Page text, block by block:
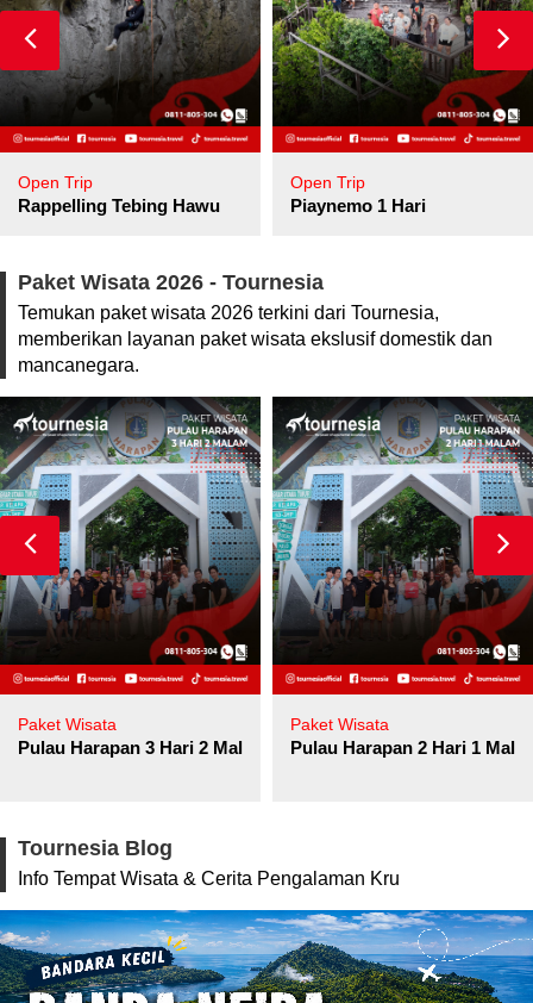
Open Trip
Rappelling Tebing Hawu
Open Trip
Piaynemo 1 Hari
Paket Wisata 2026 - Tournesia
Temukan paket wisata 2026 terkini dari Tournesia,
memberikan layanan paket wisata ekslusif domestik dan
mancanegara.
Paket Wisata
Pulau Harapan 3 Hari 2 Malam
Paket Wisata
Pulau Harapan 2 Hari 1
Tournesia Blog
Info Tempat Wisata & Cerita Pengalaman Kru